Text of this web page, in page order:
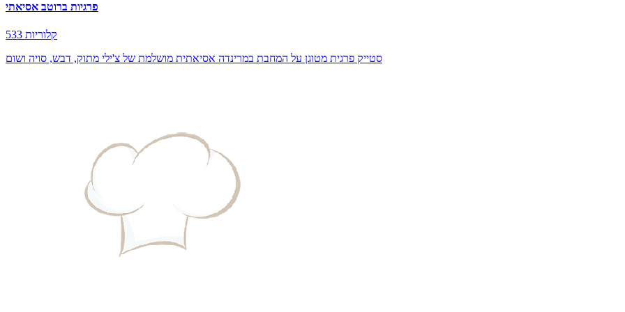
פרגיות ברוטב אסיאתי
533 קלוריות
סטייק פרגית מטוגן על המחבת במרינדה אסיאתית מושלמת של צ'ילי מתוק, דבש, סויה ושום